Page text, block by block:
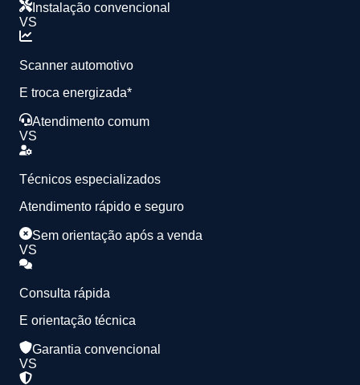
Instalação convencional
VS
Scanner automotivo
E troca energizada*
Atendimento comum
VS
Técnicos especializados
Atendimento rápido e seguro
Sem orientação após a venda
VS
Consulta rápida
E orientação técnica
Garantia convencional
VS